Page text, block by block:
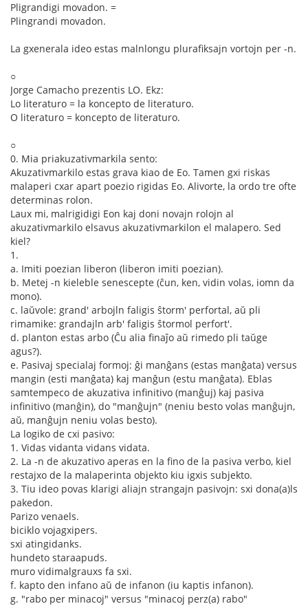
Pligrandigi movadon. =
Plingrandi movadon.
La gxenerala ideo estas malnlongu plurafiksajn vortojn per -n.
○
Jorge Camacho prezentis LO. Ekz:
Lo literaturo = la koncepto de literaturo.
O literaturo = koncepto de literaturo.
○
0. Mia priakuzativmarkila sento:
Akuzativmarkilo estas grava kiao de Eo. Tamen gxi riskas
malaperi cxar apart poezio rigidas Eo. Alivorte, la ordo tre ofte
determinas rolon.
Laux mi, malrigidigi Eon kaj doni novajn rolojn al
akuzativmarkilo elsavus akuzativmarkilon el malapero. Sed
kiel?
1.
a. Imiti poezian liberon (liberon imiti poezian).
b. Metej -n kieleble senescepte (ĉun, ken, vidin volas, iomn da
mono).
c. laŭvole: grand' arbojln faligis ŝtorm' perfortal, aŭ pli
rimamike: grandajln arb' faligis ŝtormol perfort'.
d. planton estas arbo (Ĉu alia finaĵo aŭ rimedo pli taŭge
agus?).
e. Pasivaj specialaj formoj: ĝi manĝans (estas manĝata) versus
mangin (esti manĝata) kaj manĝun (estu manĝata). Eblas
samtempeco de akuzativa infinitivo (manĝuj) kaj pasiva
infinitivo (manĝin), do "manĝujn" (neniu besto volas manĝujn,
aŭ, manĝujn neniu volas besto).
La logiko de cxi pasivo:
1. Vidas vidanta vidans vidata.
2. La -n de akuzativo aperas en la fino de la pasiva verbo, kiel
restajxo de la malaperinta objekto kiu igxis subjekto.
3. Tiu ideo povas klarigi aliajn strangajn pasivojn: sxi dona(a)ls
pakedon.
Parizo venaels.
biciklo vojagxipers.
sxi atingidanks.
hundeto staraapuds.
muro vidimalgrauxs fa sxi.
f. kapto den infano aŭ de infanon (iu kaptis infanon).
g. "rabo per minacoj" versus "minacoj perz(a) rabo"